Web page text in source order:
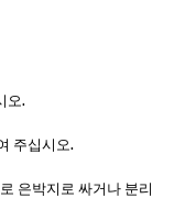
오.
주십시오.
은박지로 싸거나 분리